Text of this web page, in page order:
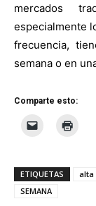
mercados
especialmente
frecuencia,
semana o en
Comparte esto:
ETIQUETAS alta
SEMANA